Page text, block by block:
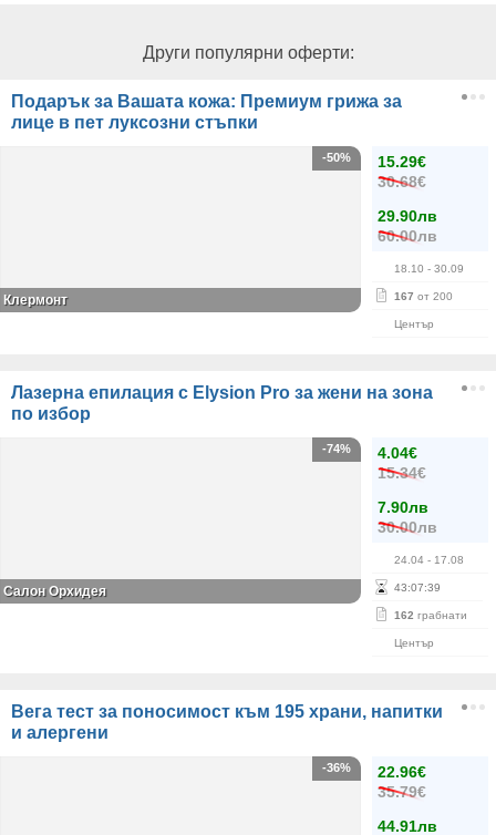
Други популярни оферти:
Подарък за Вашата кожа: Премиум грижа за
лице в пет луксозни стъпки
15.29€
30.68€
29.90лв
60.00лв
18.10 - 30.09
167 от 200
Център
-50%
Клермонт
Лазерна епилация с Elysion Pro за жени на зона
по избор
4.04€
15.34€
7.90лв
30.00лв
24.04 - 17.08
43:07:39
162 грабнати
Център
-74%
Салон Орхидея
Вега тест за поносимост към 195 храни, напитки
и алергени
22.96€
35.79€
44.91лв
-36%